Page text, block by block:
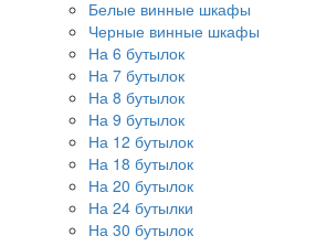
Белые винные шкафы
Черные винные шкафы
На 6 бутылок
На 7 бутылок
На 8 бутылок
На 9 бутылок
На 12 бутылок
На 18 бутылок
На 20 бутылок
На 24 бутылки
На 30 бутылок